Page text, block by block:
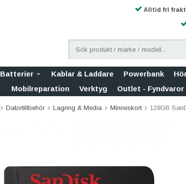
Alltid fri frakt
Batterier Kablar & Laddare Powerbank
Mobilreparation Verktyg Outlet - Fyndvaror
Datortillbehör Lagring & Media Minneskort 128GB